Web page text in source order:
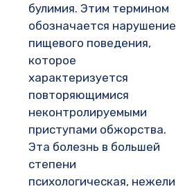
булимия. Этим термином
обозначается нарушение
пищевого поведения,
которое
характеризуется
повторяющимися
неконтролируемыми
приступами обжорства.
Эта болезнь в большей
степени
психологическая, нежели